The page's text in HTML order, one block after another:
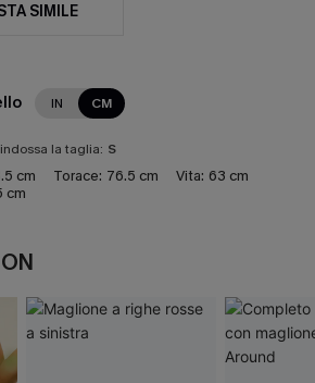
SIMILE
IN CM
la taglia: S
cm Torace: 76.5 cm Vita: 63 cm
cm